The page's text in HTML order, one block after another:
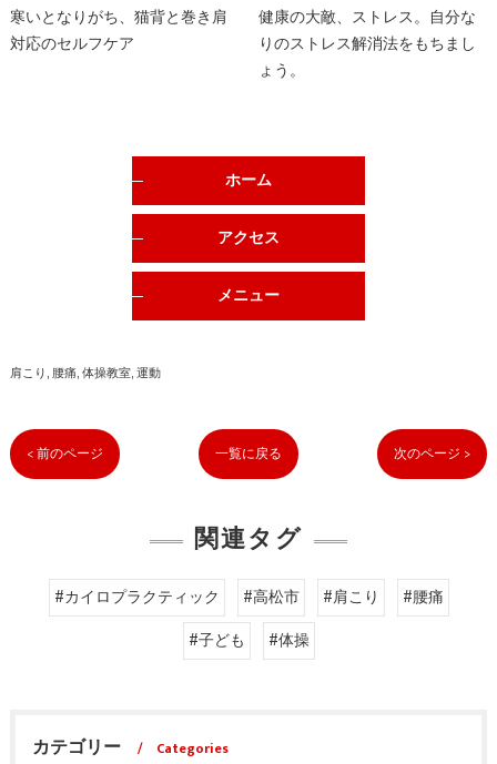
寒いとなりがち、猫背と巻き肩
対応のセルフケア
健康の大敵、ストレス。自分な
りのストレス解消法をもちまし
ょう。
ホーム
アクセス
メニュー
肩こり 腰痛 体操教室 運動
< 前のページ 一覧に戻る 次のページ >
関連タグ
#カイロプラクティック #高松市 #肩こり
#腰痛
#子ども
#体操
カテゴリー
Categories